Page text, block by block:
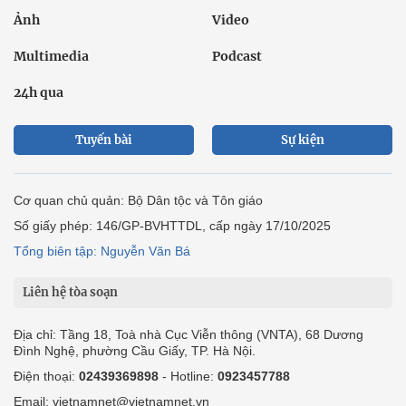
Ảnh Video
Multimedia Podcast
24h qua
Tuyến bài Sự kiện
Cơ quan chủ quản: Bộ Dân tộc và Tôn giáo
Số giấy phép: 146/GP-BVHTTDL, cấp ngày 17/10/2025
Tổng biên tập: Nguyễn Văn Bá
Liên hệ tòa soạn
Địa chỉ: Tầng 18, Toà nhà Cục Viễn thông (VNTA), 68 Dương
Đình Nghệ, phường Cầu Giấy, TP. Hà Nội.
Điện thoại: 02439369898 - Hotline: 0923457788
Email: vietnamnet@vietnamnet.vn